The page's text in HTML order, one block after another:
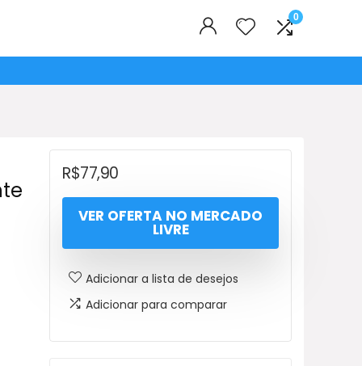
0
R$77,90
VER OFERTA NO MERCADO
LIVRE
Adicionar a lista de desejos
Adicionar para comparar